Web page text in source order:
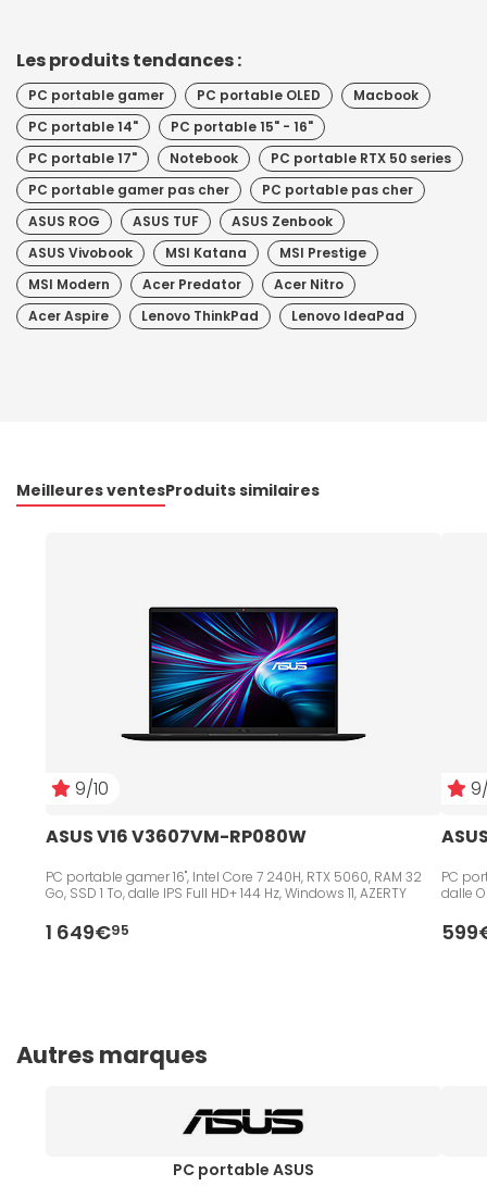
Les produits tendances :
PC portable gamer PC portable OLED
Macbook
PC portable 14"
PC portable 15" - 16"
PC portable 17"
Notebook
PC portable RTX 50 series
PC portable gamer pas cher
PC portable pas cher
ASUS ROG
ASUS TUF
ASUS Zenbook
ASUS Vivobook
MSI Katana
MSI Prestige
MSI Modern
Acer Predator
Acer Nitro
Acer Aspire
Lenovo ThinkPad Lenovo IdeaPad
Meilleures ventesProduits similaires
9/10
ASUS V16 V3607VM-RP080W
PC portable gamer 16", Intel Core 7 240H, RTX 5060, RAM 32
Go, SSD 1 To, dalle IPS Full HD+ 144 Hz, Windows 11, AZERTY
1 649€95
PC
dalle
Autres marques
PC portable ASUS